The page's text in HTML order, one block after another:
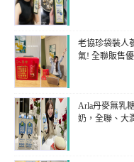
老協珍袋裝人
氣! 全聯販售優
Arla丹麥無乳
奶，全聯、大